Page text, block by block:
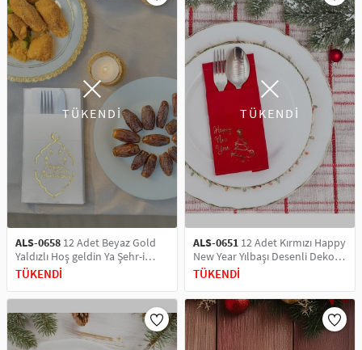
ODA KOKUSU VE MUM
TÜKENDİ
ALS-0658 12 Adet Beyaz Gold
Yaldızlı Hoş geldin Ya Şehr-i
Ramazan, Dekor ve Servis
TÜKENDİ
TÜKENDİ
ALS-0651 12 Adet Kırmızı Happy
New Year Yılbaşı Desenli Dekor
ve Sunum Servis Peçetesi
TÜKENDİ